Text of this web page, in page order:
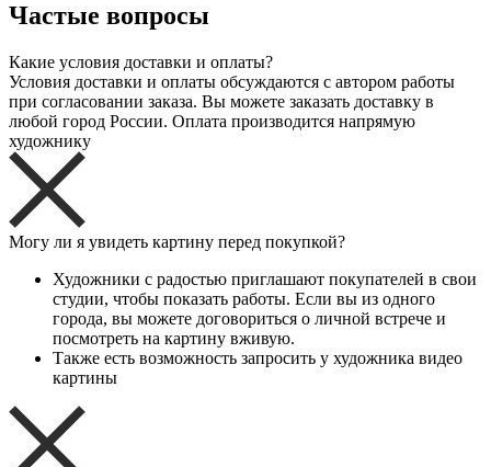
Частые вопросы
Какие условия доставки и оплаты?
Условия доставки и оплаты обсуждаются с автором работы
при согласовании заказа. Вы можете заказать доставку в
любой город России. Оплата производится напрямую
художнику
Могу ли я увидеть картину перед покупкой?
Художники с радостью приглашают покупателей в свои
студии, чтобы показать работы. Если вы из одного
города, вы можете договориться о личной встрече и
посмотреть на картину вживую.
Также есть возможность запросить у художника видео
картины